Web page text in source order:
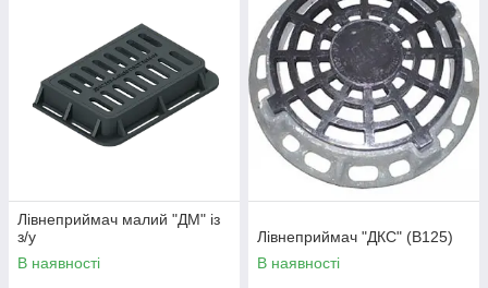
Лівнеприймач малий "ДМ" із
з/у
В наявності
Лівнеприймач "ДКС" (В125)
В наявності